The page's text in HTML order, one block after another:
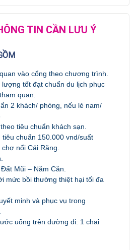
TIN CẦN LƯU Ý
vào cổng theo chương trình.
tốt đạt chuẩn du lịch phục
quan.
2 khách/ phòng, nếu lẻ nam/
tiêu chuẩn khách sạn.
chuẩn 150.000 vnd/suất
nổi Cái Răng.
Mũi – Năm Căn.
mức bồi thường thiệt hại tối đa
minh và phục vụ trong
uống trên đường đi: 1 chai